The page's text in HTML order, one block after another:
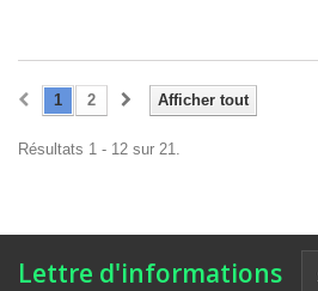
Afficher tout
1 2
Résultats 1 - 12 sur 21.
Lettre d'informations